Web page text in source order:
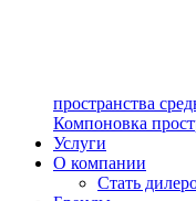
пространства
Компоновка
Услуги
О компании
Стать